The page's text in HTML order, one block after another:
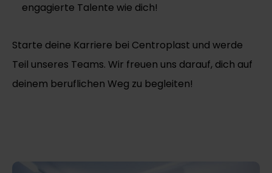
engagierte Talente wie dich!
Starte deine Karriere bei Centroplast und werde
Teil unseres Teams. Wir freuen uns darauf, dich auf
deinem beruflichen Weg zu begleiten!